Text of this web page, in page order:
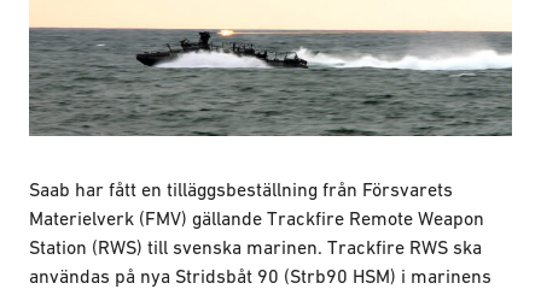
Saab har fått en tilläggsbeställning från Försvarets
Materielverk (FMV) gällande Trackfire Remote Weapon
Station (RWS) till svenska marinen. Trackfire RWS ska
användas på nya Stridsbåt 90 (Strb90 HSM) i marinens